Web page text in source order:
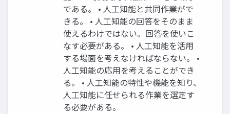
である。 • 人工知能と共同作業がで
きる。 • 人工知能の回答をそのまま
使えるわけではない。回答を使いこ
なす必要がある。 • 人工知能を活用
する場面を考えなければならない。 •
人工知能の応用を考えることができ
る。 • 人工知能の特性や機能を知り、
人工知能に任せられる作業を選定す
る必要がある。